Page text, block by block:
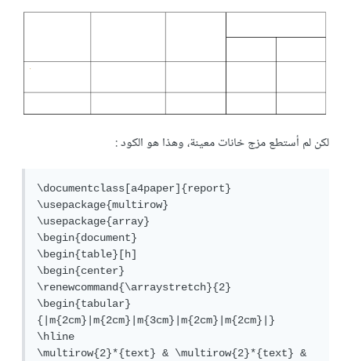
لكن لم أستطع مزج خانات معينة، وهذا هو الكود :
\documentclass[a4paper]{report}
\usepackage{multirow}
\usepackage{array}
\begin{document}
\begin{table}[h]
\begin{center}
\renewcommand{\arraystretch}{2}
\begin{tabular}
{|m{2cm}|m{2cm}|m{3cm}|m{2cm}|m{2cm}|}
\hline
\multirow{2}*{text} & \multirow{2}*{text} &